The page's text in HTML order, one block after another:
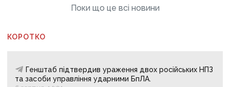
Поки що це всі новини
КОРОТКО
Генштаб підтвердив ураження двох російських НПЗ
та засоби управління ударними БпЛА.